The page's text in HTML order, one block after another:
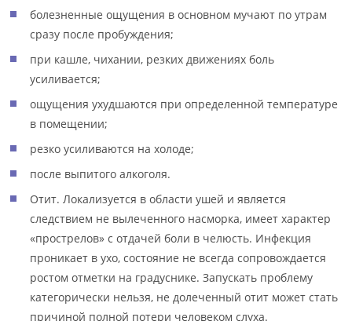
болезненные ощущения в основном мучают по утрам
сразу после пробуждения;
при кашле, чихании, резких движениях боль
усиливается;
ощущения ухудшаются при определенной температуре
в помещении;
резко усиливаются на холоде;
после выпитого алкоголя.
Отит. Локализуется в области ушей и является
следствием не вылеченного насморка, имеет характер
«прострелов» с отдачей боли в челюсть. Инфекция
проникает в ухо, состояние не всегда сопровождается
ростом отметки на градуснике. Запускать проблему
категорически нельзя, не долеченный отит может стать
причиной полной потери человеком слуха.